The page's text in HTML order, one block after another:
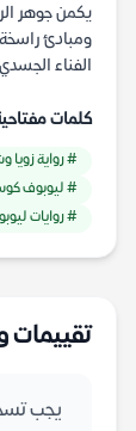
يكمن جوهر
ومبادئ
الفناء
كلمات
# رواية زويا
# ليوبوف
# روايات
تقييمات
يجب